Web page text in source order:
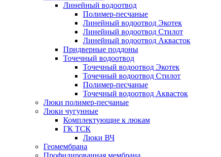
Линейный водоотвод
Полимер-песчаные
Линейный водоотвод Экотек
Линейный водоотвод Стилот
Линейный водоотвод Аквасток
Придверные поддоны
Точечный водоотвод
Точечный водоотвод Экотек
Точечный водоотвод Стилот
Полимер-песчаные
Точечный водоотвод Аквасток
Люки полимер-песчаные
Люки чугунные
Комплектующие к люкам
ГК ТСК
Люки ВЧ
Геомембрана
Профилированная мембрана